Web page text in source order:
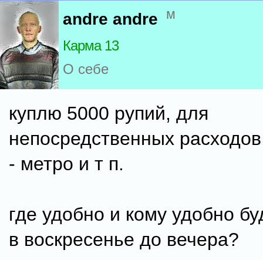
andre andre м
Карма 13
О себе
куплю 5000 рупий, для
непосредственных
- метро и т п.
где удобно и кому удобно
в воскресенье до вечера?